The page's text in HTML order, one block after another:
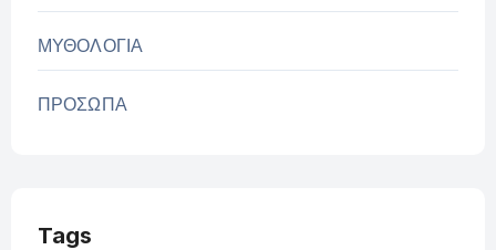
ΜΥΘΟΛΟΓΙΑ
ΠΡΟΣΩΠΑ
Tags